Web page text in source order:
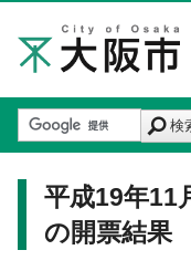
検
平成19年11
の開票結果